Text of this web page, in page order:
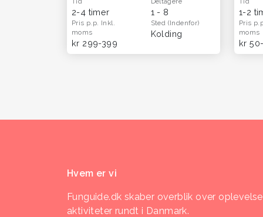
2-4 timer 1 - 8
Pris p.p. Inkl.
moms
kr 299-399
Sted (Indenfor)
Kolding
1-2
Pris
moms
kr
Hvem er vi
Funguide.dk skaber overblik over
aktiviteter rundt i Danmark.